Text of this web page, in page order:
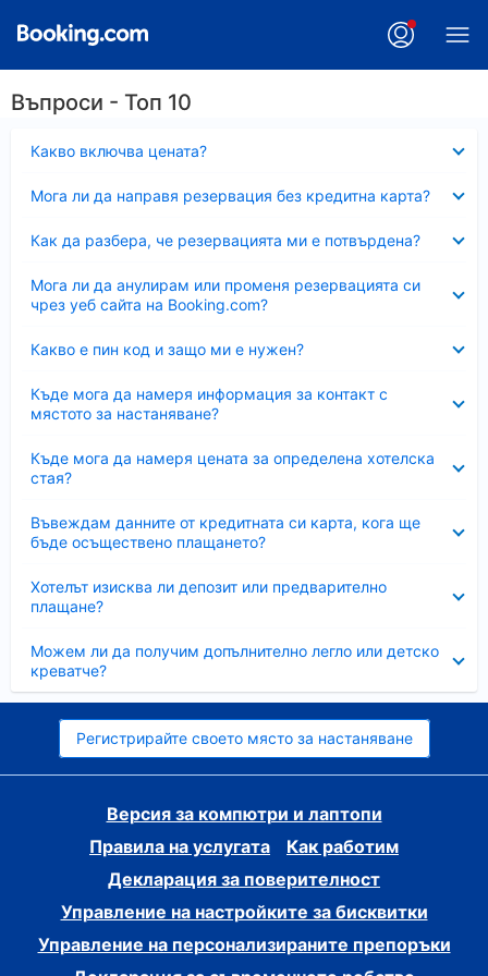
Въпроси - Топ 10
Какво включва цената?
Мога ли да направя резервация без кредитна карта?
Как да разбера, че резервацията ми е потвърдена?
Мога ли да анулирам или променя резервацията си
чрез уеб сайта на Booking.com?
Какво е пин код и защо ми е нужен?
Къде мога да намеря информация за контакт с
мястото за настаняване?
Къде мога да намеря цената за определена хотелска
стая?
Въвеждам данните от кредитната си карта, кога ще
бъде осъществено плащането?
Хотелът изисква ли депозит или предварително
плащане?
Можем ли да получим допълнително легло или детско
креватче?
Регистрирайте своето място за настаняване
Версия за компютри и лаптопи
Правила на услугата
Как работим
Декларация за поверителност
Управление на настройките за бисквитки
Управление на персонализираните препоръки